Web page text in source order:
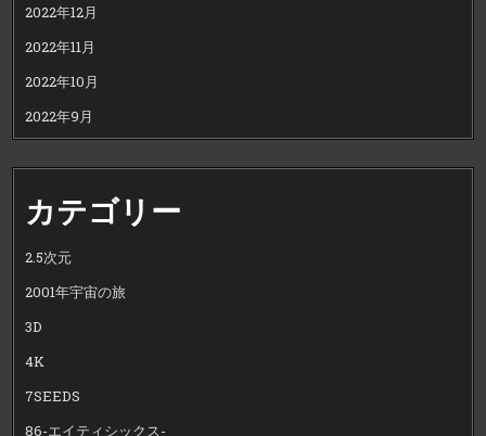
2022年12月
2022年11月
2022年10月
2022年9月
カテゴリー
2.5次元
2001年宇宙の旅
3D
4K
7SEEDS
86-エイティシックス-